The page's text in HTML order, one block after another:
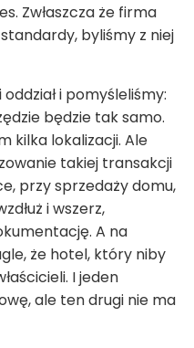
Zwłaszcza że firma
byliśmy z niej
i pomyśleliśmy:
będzie tak samo.
kilka lokalizacji. Ale
takiej transakcji
przy sprzedaży domu,
i wszerz,
A na
że hotel, który niby
I jeden
ale ten drugi nie ma